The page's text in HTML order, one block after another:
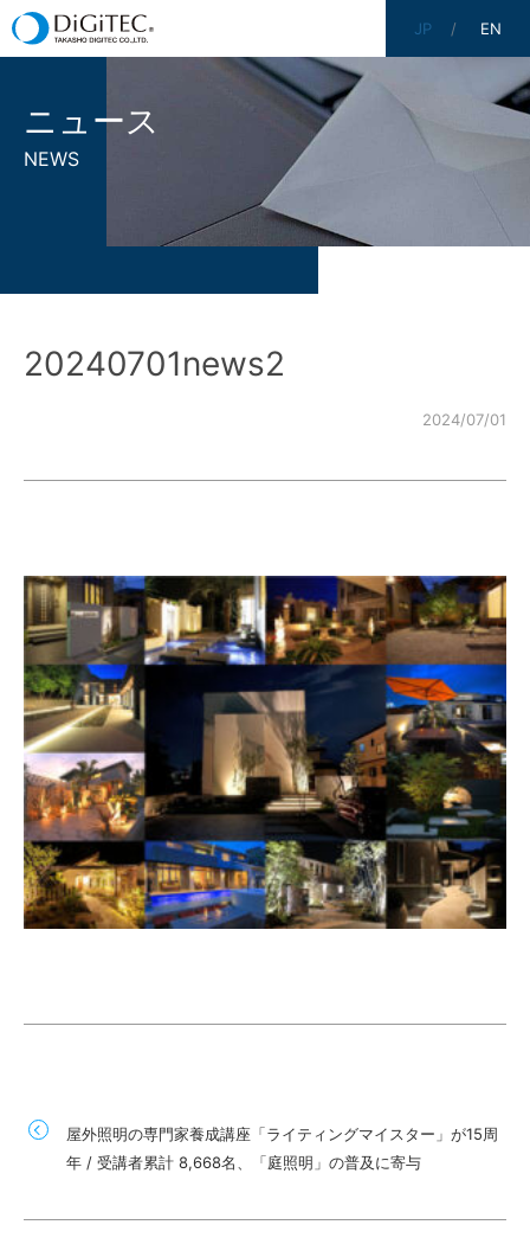
JP EN
ニュース
NEWS
20240701news2
2024/07/01
屋外照明の専門家養成講座「ライティングマイスター」が15周
年 / 受講者累計 8,668名、「庭照明」の普及に寄与